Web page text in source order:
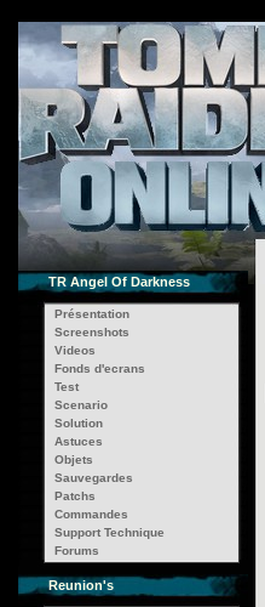
TR Angel Of Darkness
Présentation
Screenshots
Videos
Fonds d'ecrans
Test
Scenario
Solution
Astuces
Objets
Sauvegardes
Patchs
Commandes
Support Technique
Forums
Reunion's